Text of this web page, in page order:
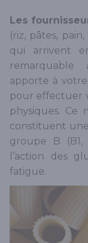
Les
(riz, pâtes,
qui arrivent
remarquable
apporte à
pour effectuer
physiques. Ce
constituent
groupe B (B1,
l’action des
fatigue.